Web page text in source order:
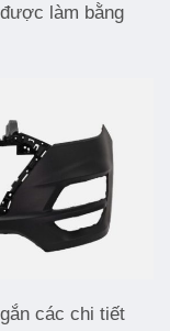
làm bằng
các chi tiết